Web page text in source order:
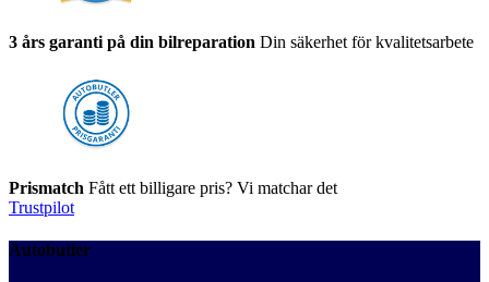
3 års garanti på din bilreparation Din säkerhet för kvalitetsarbete
Prismatch Fått ett billigare pris? Vi matchar det
Trustpilot
Autobutler